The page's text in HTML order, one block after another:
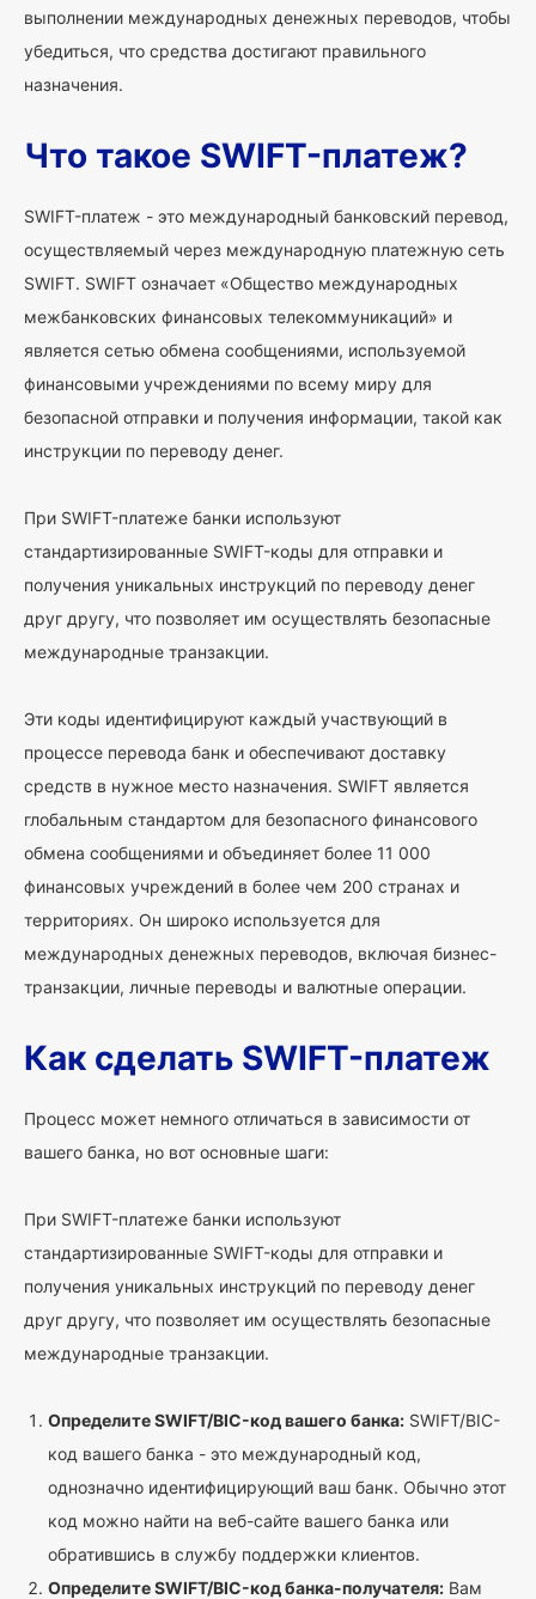
выполнении международных денежных переводов, чтобы
убедиться, что средства достигают правильного
назначения.
Что такое SWIFT-платеж?
SWIFT-платеж - это международный банковский перевод,
осуществляемый через международную платежную сеть
SWIFT. SWIFT означает «Общество международных
межбанковских финансовых телекоммуникаций» и
является сетью обмена сообщениями, используемой
финансовыми учреждениями по всему миру для
безопасной отправки и получения информации, такой как
инструкции по переводу денег.
При SWIFT-платеже банки используют
стандартизированные SWIFT-коды для отправки и
получения уникальных инструкций по переводу денег
друг другу, что позволяет им осуществлять безопасные
международные транзакции.
Эти коды идентифицируют каждый участвующий в
процессе перевода банк и обеспечивают доставку
средств в нужное место назначения. SWIFT является
глобальным стандартом для безопасного финансового
обмена сообщениями и объединяет более 11 000
финансовых учреждений в более чем 200 странах и
территориях. Он широко используется для
международных денежных переводов, включая бизнес-
транзакции, личные переводы и валютные операции.
Как сделать SWIFT-платеж
Процесс может немного отличаться в зависимости от
вашего банка, но вот основные шаги:
При SWIFT-платеже банки используют
стандартизированные SWIFT-коды для отправки и
получения уникальных инструкций по переводу денег
друг другу, что позволяет им осуществлять безопасные
международные транзакции.
Определите SWIFT/BIC-код вашего банка: SWIFT/BIC-
код вашего банка - это международный код,
однозначно идентифицирующий ваш банк. Обычно этот
код можно найти на веб-сайте вашего банка или
обратившись в службу поддержки клиентов.
Определите SWIFT/BIC-код банка-получателя: Вам